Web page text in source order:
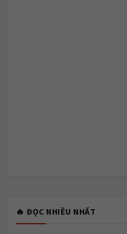
🔥 ĐỌC NHIỀU NHẤT